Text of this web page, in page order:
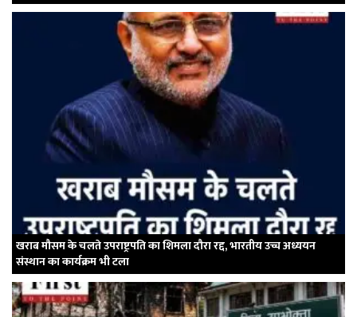
खराब मौसम के चलते उपराष्ट्रपति का शिमला दौरा रद्द, भारतीय उच्च अध्ययन
संस्थान का कार्यक्रम भी टला